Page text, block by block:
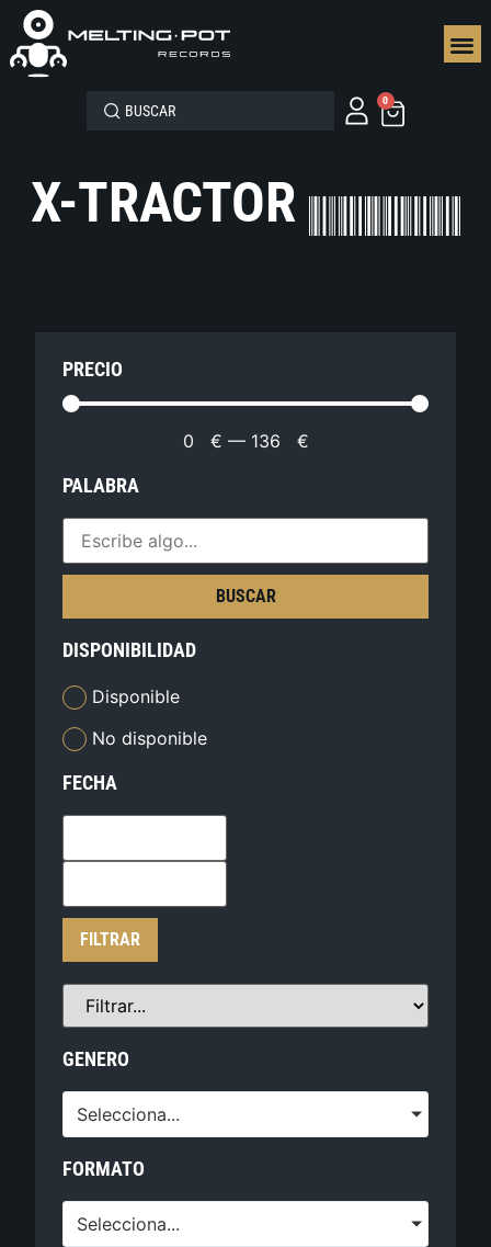
0
X-TRACTOR
PRECIO
0 € — 136 €
PALABRA
BUSCAR
DISPONIBILIDAD
Disponible
No disponible
FECHA
FILTRAR
GENERO
Selecciona...
FORMATO
Selecciona...